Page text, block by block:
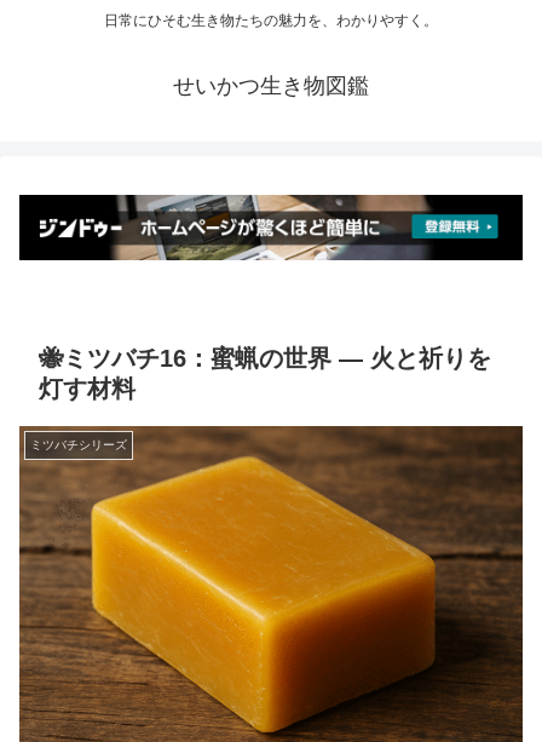
日常にひそむ生き物たちの魅力を、わかりやすく。
せいかつ生き物図鑑
🐝ミツバチ16：蜜蝋の世界 ― 火と祈りを
灯す材料
ミツバチシリーズ